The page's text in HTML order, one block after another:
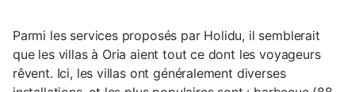
Parmi les services proposés par Holidu, il semblerait
que les villas à Oria aient tout ce dont les voyageurs
rêvent. Ici, les villas ont généralement diverses